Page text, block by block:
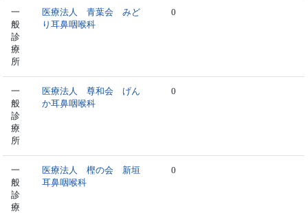
一
般
診
療
所
医療法人 青葉会 みど
り耳鼻咽喉科
0
一
般
診
療
所
医療法人 尊和会 げん
か耳鼻咽喉科
0
一
般
診
療
医療法人 樫の会 新垣
耳鼻咽喉科
0